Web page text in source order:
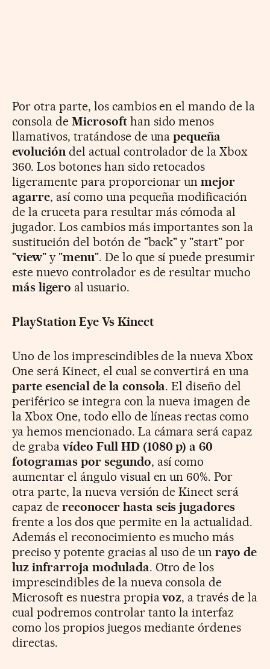
Por otra parte, los cambios en el mando de la
consola de Microsofthan sido menos
llamativos, tratándose de unapequeña
evolución del actual controlador de la Xbox
360. Los botones han sido retocados
ligeramente para proporcionar unmejor
agarre, así como una pequeña modificación
de la cruceta para resultar más cómoda al
jugador. Los cambios más importantes son la
sustitución del botón de "back" y "start" por
"view" y "menu". De lo que sí puede presumir
este nuevo controlador es de resultar mucho
más ligero al usuario.
PlayStation Eye Vs Kinect
Uno de los imprescindibles de la nueva Xbox
One será Kinect, el cual se convertirá en una
parte esencial de la consola. El diseño del
periférico se integra con la nueva imagen de
la Xbox One, todo ello de líneas rectas como
ya hemos mencionado. La cámara será capaz
de graba vídeo Full HD (1080 p) a 60
fotogramas por segundo, así como
aumentar el ángulo visual en un 60%. Por
otra parte, la nueva versión de Kinect será
capaz de reconocer hasta seis jugadores
frente a los dos que permite en la actualidad.
Además el reconocimiento es mucho más
preciso y potente gracias al uso de unrayo de
luz infrarroja modulada. Otro de los
imprescindibles de la nueva consola de
Microsoft es nuestra propiavoz, a través de la
cual podremos controlar tanto la interfaz
como los propios juegos mediante órdenes
directas.